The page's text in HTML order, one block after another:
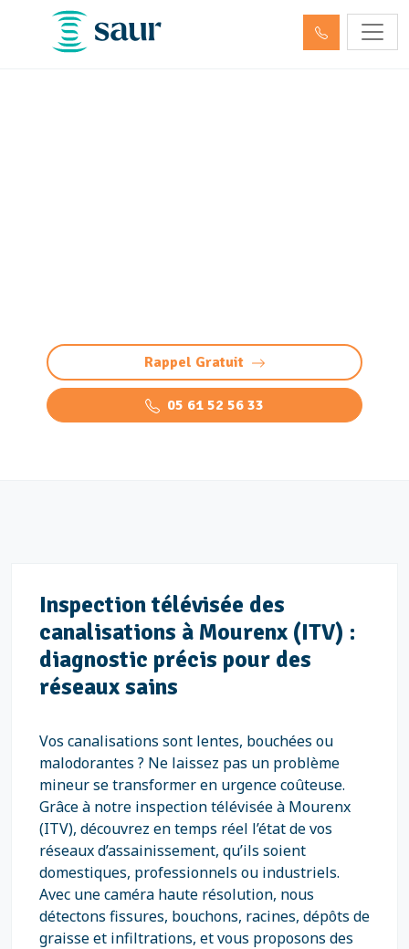
Rappel Gratuit
05 61 52 56 33
Inspection télévisée des
canalisations à Mourenx (ITV) :
diagnostic précis pour des
réseaux sains
Vos canalisations sont lentes, bouchées ou
malodorantes ? Ne laissez pas un problème
mineur se transformer en urgence coûteuse.
Grâce à notre inspection télévisée à Mourenx
(ITV), découvrez en temps réel l’état de vos
réseaux d’assainissement, qu’ils soient
domestiques, professionnels ou industriels.
Avec une caméra haute résolution, nous
détectons fissures, bouchons, racines, dépôts de
graisse et infiltrations, et vous proposons des